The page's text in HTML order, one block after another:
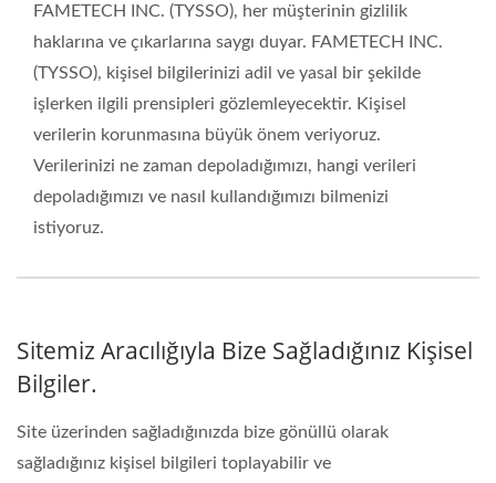
FAMETECH INC. (TYSSO), her müşterinin gizlilik
haklarına ve çıkarlarına saygı duyar. FAMETECH INC.
(TYSSO), kişisel bilgilerinizi adil ve yasal bir şekilde
işlerken ilgili prensipleri gözlemleyecektir. Kişisel
verilerin korunmasına büyük önem veriyoruz.
Verilerinizi ne zaman depoladığımızı, hangi verileri
depoladığımızı ve nasıl kullandığımızı bilmenizi
istiyoruz.
Sitemiz Aracılığıyla Bize Sağladığınız Kişisel
Bilgiler.
Site üzerinden sağladığınızda bize gönüllü olarak
sağladığınız kişisel bilgileri toplayabilir ve